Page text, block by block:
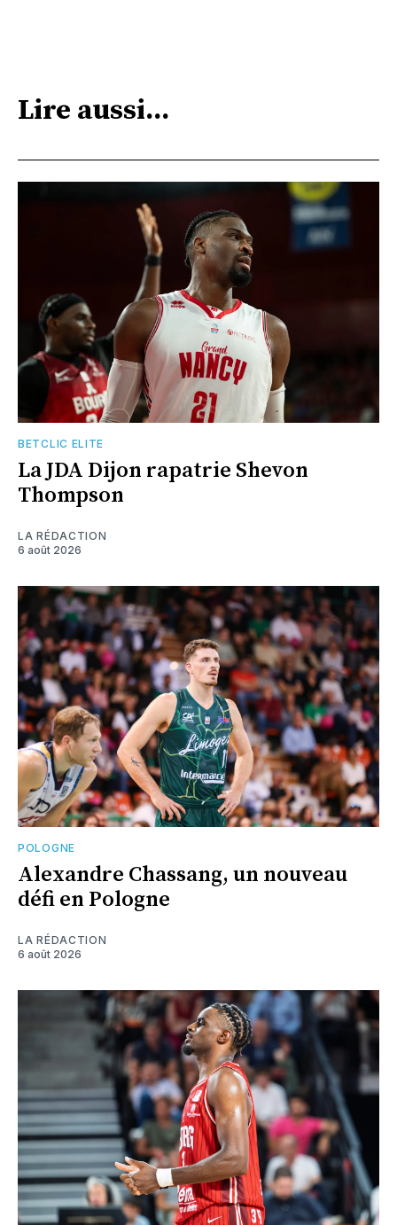
Lire aussi...
BETCLIC ELITE
La JDA Dijon rapatrie Shevon
Thompson
LA RÉDACTION
6 août 2026
POLOGNE
Alexandre Chassang, un nouveau
défi en Pologne
LA RÉDACTION
6 août 2026